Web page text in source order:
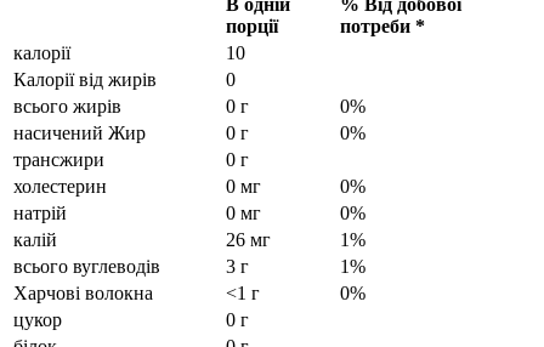
порції
потреби *
калорії
10
Калорії від жирів
0
всього жирів
0 г
0%
насичений Жир
0 г
0%
трансжири
0 г
холестерин
0 мг
0%
натрій
0 мг
0%
калій
26 мг
1%
всього вуглеводів
3 г
1%
Харчові волокна
<1 г
0%
цукор
0 г